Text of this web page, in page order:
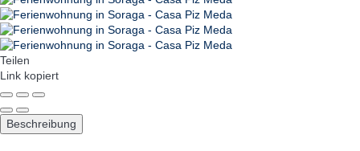
Teilen
Link kopiert
Beschreibung